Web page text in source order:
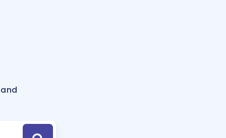
Hesaplama Aracı
için Öneriler
Tek Takvimde
Hoca ile seni sınava hazırlayacak onlarca eğitim seni bekliyor!